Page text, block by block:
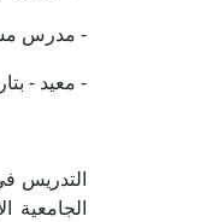
- مدرس مساعد - بتاريخ: 28 / 8/ 2000م قسم
- معيد - بتاريخ: 25 / 11/ 1996م قسم العقيدة والفلسفة - كلية أصول الدين
التدريس